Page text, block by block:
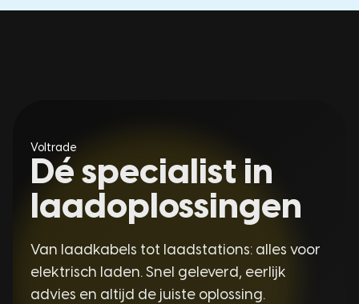
Voltrade
Dé specialist in
laadoplossingen
Van laadkabels tot laadstations: alles voor
elektrisch laden. Snel geleverd, eerlijk
advies en altijd de juiste oplossing.